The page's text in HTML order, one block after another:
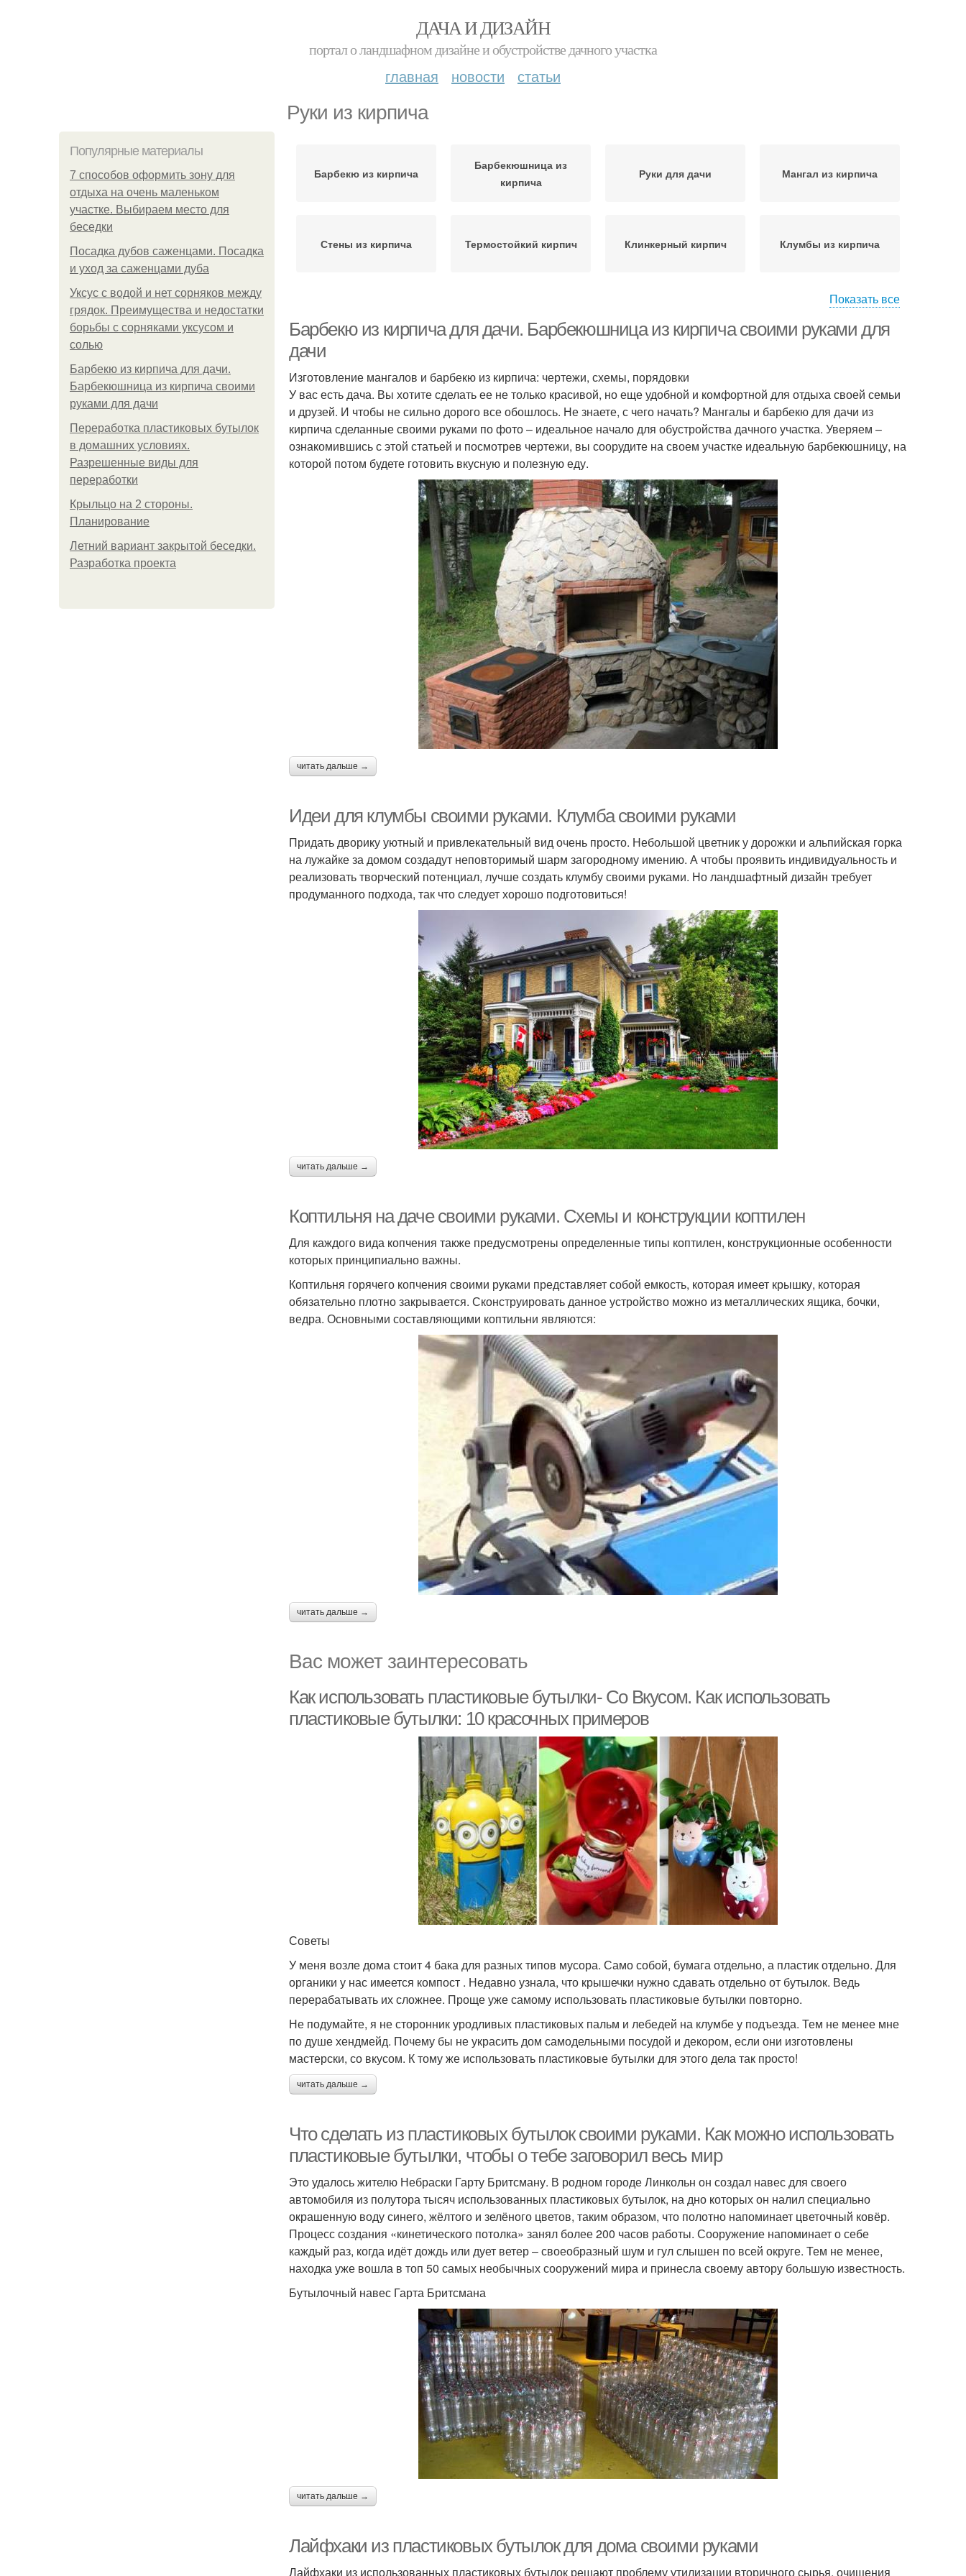
ДАЧА И ДИЗАЙН
портал о ландшафном дизайне и обустройстве дачного участка
главная новости статьи
Руки из кирпича
Популярные материалы
7 способов оформить зону для
отдыха на очень маленьком
участке. Выбираем место для
беседки
Посадка дубов саженцами. Посадка
и уход за саженцами дуба
Уксус с водой и нет сорняков между
грядок. Преимущества и недостатки
борьбы с сорняками уксусом и
солью
Барбекю из кирпича для дачи.
Барбекюшница из кирпича своими
руками для дачи
Переработка пластиковых бутылок
в домашних условиях.
Разрешенные виды для
переработки
Крыльцо на 2 стороны.
Планирование
Летний вариант закрытой беседки.
Разработка проекта
Барбекю из кирпича
Барбекюшница из
кирпича
Руки для дачи Мангал из кирпича
Стены из кирпича Термостойкий кирпич Клинкерный кирпич Клумбы из кирпича
Показать все
Барбекю из кирпича для дачи. Барбекюшница из кирпича своими руками для
дачи
Изготовление мангалов и барбекю из кирпича: чертежи, схемы, порядовки
У вас есть дача. Вы хотите сделать ее не только красивой, но еще удобной и комфортной для отдыха своей семьи
и друзей. И чтобы не сильно дорого все обошлось. Не знаете, с чего начать? Мангалы и барбекю для дачи из
кирпича сделанные своими руками по фото – идеальное начало для обустройства дачного участка. Уверяем –
ознакомившись с этой статьей и посмотрев чертежи, вы соорудите на своем участке идеальную барбекюшницу, на
которой потом будете готовить вкусную и полезную еду.
читать дальше →
Идеи для клумбы своими руками. Клумба своими руками
Придать дворику уютный и привлекательный вид очень просто. Небольшой цветник у дорожки и альпийская горка
на лужайке за домом создадут неповторимый шарм загородному имению. А чтобы проявить индивидуальность и
реализовать творческий потенциал, лучше создать клумбу своими руками. Но ландшафтный дизайн требует
продуманного подхода, так что следует хорошо подготовиться!
читать дальше →
Коптильня на даче своими руками. Схемы и конструкции коптилен
Для каждого вида копчения также предусмотрены определенные типы коптилен, конструкционные особенности
которых принципиально важны.
Коптильня горячего копчения своими руками представляет собой емкость, которая имеет крышку, которая
обязательно плотно закрывается. Сконструировать данное устройство можно из металлических ящика, бочки,
ведра. Основными составляющими коптильни являются:
читать дальше →
Вас может заинтересовать
Как использовать пластиковые бутылки- Со Вкусом. Как использовать
пластиковые бутылки: 10 красочных примеров
Советы
У меня возле дома стоит 4 бака для разных типов мусора. Само собой, бумага отдельно, а пластик отдельно. Для
органики у нас имеется компост . Недавно узнала, что крышечки нужно сдавать отдельно от бутылок. Ведь
перерабатывать их сложнее. Проще уже самому использовать пластиковые бутылки повторно.
Не подумайте, я не сторонник уродливых пластиковых пальм и лебедей на клумбе у подъезда. Тем не менее мне
по душе хендмейд. Почему бы не украсить дом самодельными посудой и декором, если они изготовлены
мастерски, со вкусом. К тому же использовать пластиковые бутылки для этого дела так просто!
читать дальше →
Что сделать из пластиковых бутылок своими руками. Как можно использовать
пластиковые бутылки, чтобы о тебе заговорил весь мир
Это удалось жителю Небраски Гарту Бритсману. В родном городе Линкольн он создал навес для своего
автомобиля из полутора тысяч использованных пластиковых бутылок, на дно которых он налил специально
окрашенную воду синего, жёлтого и зелёного цветов, таким образом, что полотно напоминает цветочный ковёр.
Процесс создания «кинетического потолка» занял более 200 часов работы. Сооружение напоминает о себе
каждый раз, когда идёт дождь или дует ветер – своеобразный шум и гул слышен по всей округе. Тем не менее,
находка уже вошла в топ 50 самых необычных сооружений мира и принесла своему автору большую известность.
Бутылочный навес Гарта Бритсмана
читать дальше →
Лайфхаки из пластиковых бутылок для дома своими руками
Лайфхаки из использованных пластиковых бутылок решают проблему утилизации вторичного сырья, очищения